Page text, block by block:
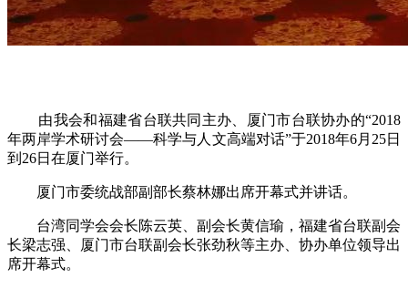
由我会和福建省台联共同主办、厦门市台联协办的“2018
年两岸学术研讨会——科学与人文高端对话”于2018年6月25日
到26日在厦门举行。
厦门市委统战部副部长蔡林娜出席开幕式并讲话。
台湾同学会会长陈云英、副会长黄信瑜，福建省台联副会
长梁志强、厦门市台联副会长张劲秋等主办、协办单位领导出
席开幕式。